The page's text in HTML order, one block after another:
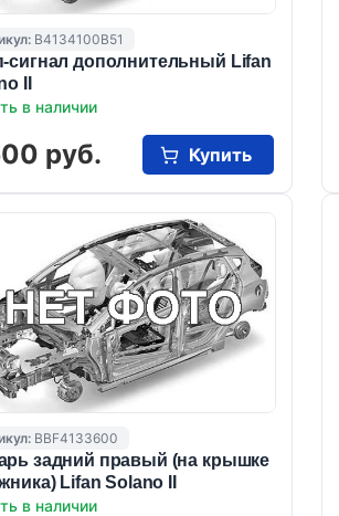
B4134100B51
сигнал дополнительный Lifan
II
в наличии
руб. Купить
BBF4133600
задний правый (на крышке
Lifan Solano II
в наличии